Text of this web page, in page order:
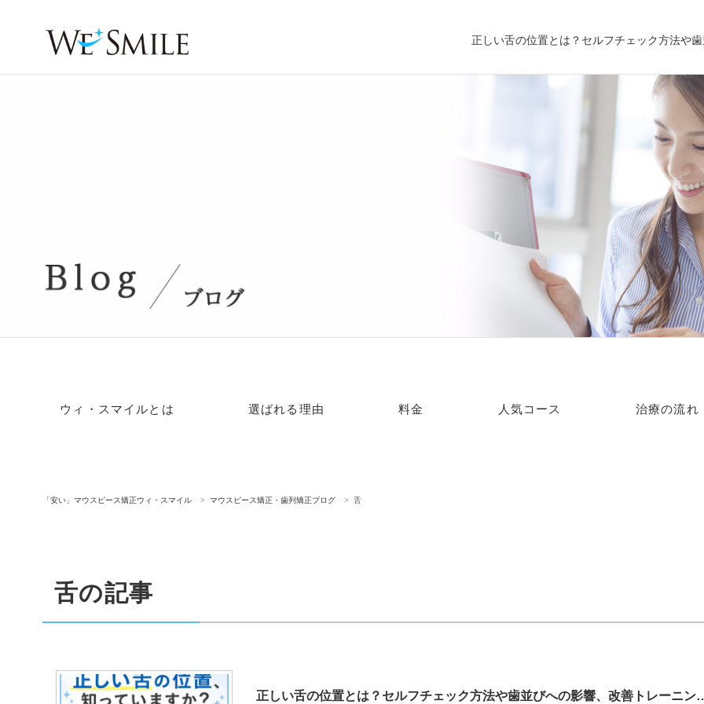
正しい舌の位置とは？セルフチェック方法や
ウィ・スマイルとは 選ばれる理由 料金 人気コース 治療の流れ
「安い」マウスピース矯正ウィ・スマイル マウスピース矯正・歯列矯正ブログ 舌
舌の記事
正しい舌の位置とは？セルフチェッ